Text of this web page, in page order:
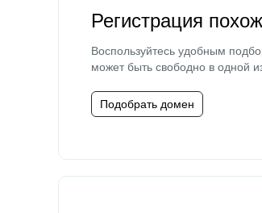
Регистрация
Воспользуйтесь удобным
может быть свободно в одной
Подобрать домен